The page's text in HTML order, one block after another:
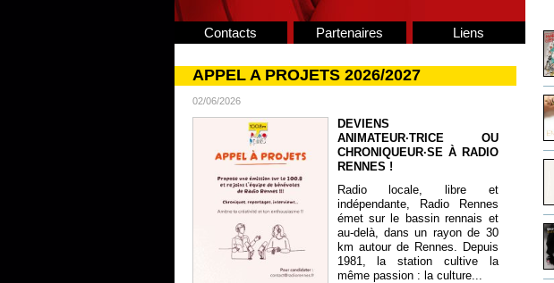
Contacts Partenaires Liens
APPEL A PROJETS 2026/2027
02/06/2026
DEVIENS
ANIMATEUR·TRICE OU
CHRONIQUEUR·SE À RADIO
RENNES !
Radio locale, libre et
indépendante, Radio Rennes
émet sur le bassin rennais et
au-delà, dans un rayon de 30
km autour de Rennes. Depuis
1981, la station cultive la
même passion : la culture...